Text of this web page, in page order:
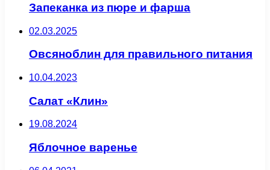
Запеканка из пюре и фарша
02.03.2025
Овсяноблин для правильного питания
10.04.2023
Салат «Клин»
19.08.2024
Яблочное варенье